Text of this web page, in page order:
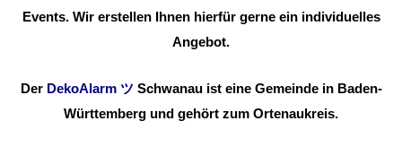
Events. Wir erstellen Ihnen hierfür gerne ein individuelles
Angebot.
Der DekoAlarm ツ Schwanau ist eine Gemeinde in Baden-
Württemberg und gehört zum Ortenaukreis.